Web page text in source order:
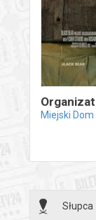
Miejski
Słupca